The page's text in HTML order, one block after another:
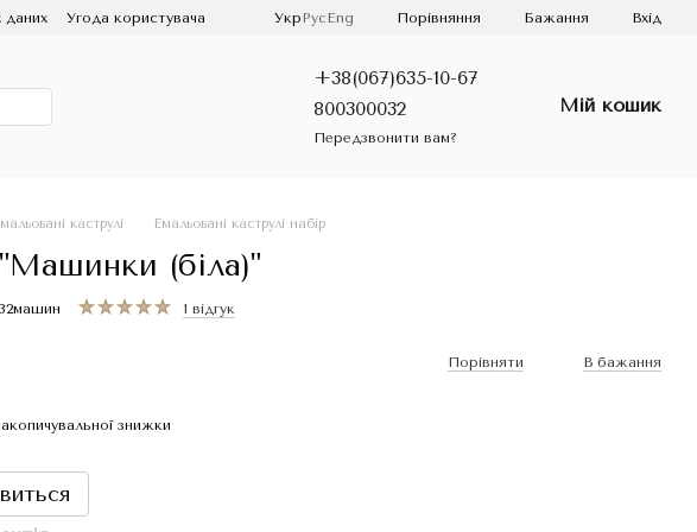
даних
Угода користувача
Укр Рус Eng Порівняння Бажання Вхід
+38(067)635-10-67
800300032
Передзвонити вам?
Мій кошик
каструлі Емальовані каструлі набір
(біла)"
1 відгук
Порівняти В бажання
знижки